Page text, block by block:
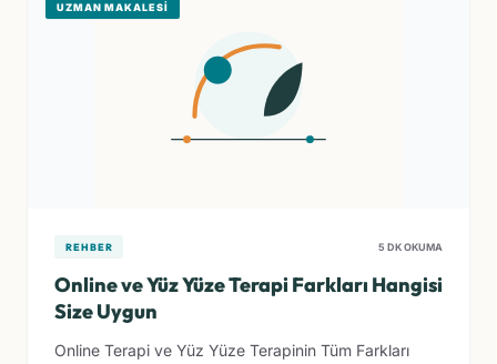
UZMAN MAKALESI
REHBER 5 DK OKUMA
Online ve Yüz Yüze Terapi Farkları Hangisi
Size Uygun
Online Terapi ve Yüz Yüze Terapinin Tüm Farkları